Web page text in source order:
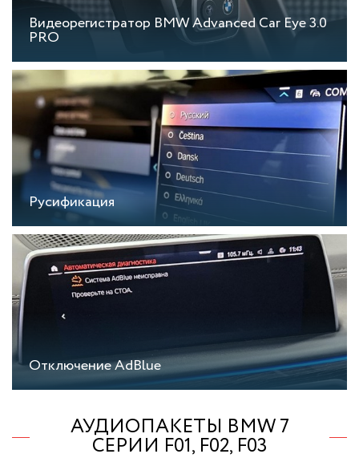
Видеорегистратор BMW Advanced Car Eye 3.0
PRO
Русификация
Отключение AdBlue
АУДИОПАКЕТЫ BMW 7
СЕРИИ F01, F02, F03